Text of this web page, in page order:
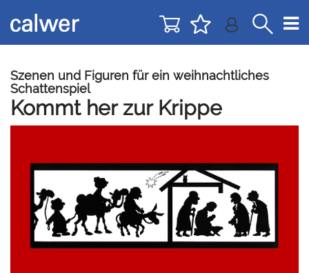
zur
Navigation
zum
Inhalt
Szenen und Figuren für ein weihnachtliches
Schattenspiel
Kommt her zur Krippe